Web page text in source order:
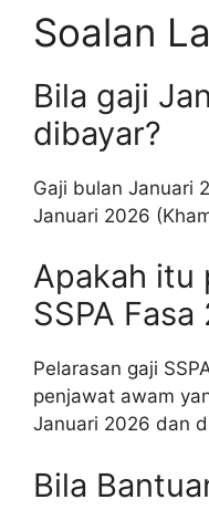
Soalan
Bila gaji
dibayar?
Gaji bulan Januari
Januari 2026
Apakah itu
SSPA Fasa
Pelarasan gaji
penjawat awam
Januari 2026 dan
Bila